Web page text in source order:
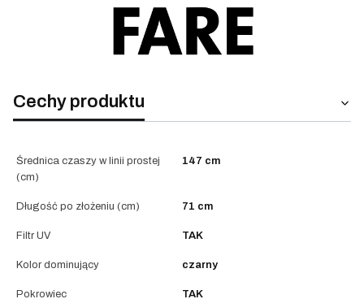
Cechy produktu
Średnica czaszy w linii prostej
(cm)
147 cm
Długość po złożeniu (cm) 71 cm
Filtr UV TAK
Kolor dominujący czarny
Pokrowiec TAK